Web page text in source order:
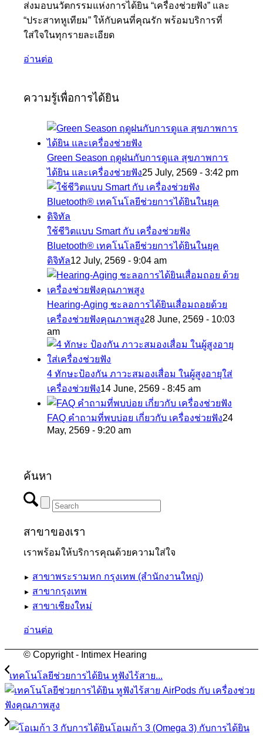
ส่งมอบนวัตกรรมแห่งการได้ยิน “เครื่องช่วยฟัง” และ
“ประสาทหูเทียม” ให้กับคนที่คุณรัก พร้อมบริการที่
ใส่ใจในทุกรายละเอียด
อ่านต่อ
ความรู้เพื่อการได้ยิน
Green Season ฤดูฝนกับการดูแล สุขภาพการ
ได้ยิน และเครื่องช่วยฟัง25 July, 2569 - 3:42 pm
ใช้ชีวิตแบบ Smart กับ เครื่องช่วยฟัง
Bluetooth® เทคโนโลยีช่วยการได้ยินในยุค
ดิจิทัล12 July, 2569 - 9:04 am
Hearing-Aging ชะลอการได้ยินเสื่อมถอยด้วย
เครื่องช่วยฟังคุณภาพสูง28 June, 2569 - 10:03
am
4 ทักษะป้องกัน ภาวะสมองเสื่อม ในผู้สูงอายุใส่
เครื่องช่วยฟัง14 June, 2569 - 8:45 am
FAQ คำถามที่พบบ่อย เกี่ยวกับ เครื่องช่วยฟัง24
May, 2569 - 9:20 am
ค้นหา
สาขาของเรา
เราพร้อมให้บริการคุณด้วยความใส่ใจ
► สาขาพระรามหก กรุงเทพ (สำนักงานใหญ่)
► สาขากรุงเทพ
► สาขาเชียงใหม่
อ่านต่อ
© Copyright - Intimex Hearing
เทคโนโลยีช่วยการได้ยิน หูฟังไร้สาย...
โอเมก้า 3 (Omega 3) กับการได้ยิน